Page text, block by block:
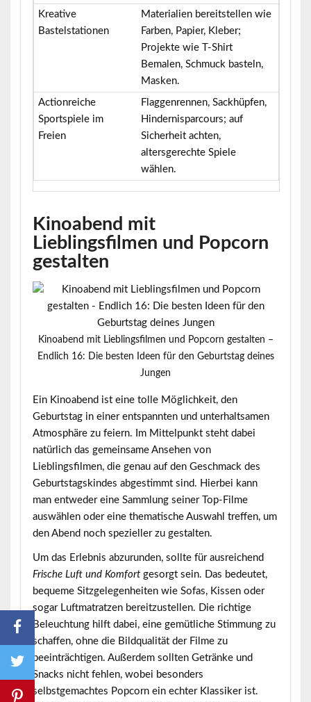
Kreative
Bastelstationen
Materialien bereitstellen wie
Farben, Papier, Kleber;
Projekte wie T-Shirt
Bemalen, Schmuck basteln,
Masken.
Actionreiche
Sportspiele im
Freien
Flaggenrennen, Sackhüpfen,
Hindernisparcours; auf
Sicherheit achten,
altersgerechte Spiele
wählen.
Kinoabend mit
Lieblingsfilmen und Popcorn
gestalten
Kinoabend mit Lieblingsfilmen und Popcorn gestalten –
Endlich 16: Die besten Ideen für den Geburtstag deines
Jungen
Ein Kinoabend ist eine tolle Möglichkeit, den
Geburtstag in einer entspannten und unterhaltsamen
Atmosphäre zu feiern. Im Mittelpunkt steht dabei
natürlich das gemeinsame Ansehen von
Lieblingsfilmen, die genau auf den Geschmack des
Geburtstagskindes abgestimmt sind. Hierbei kann
man entweder eine Sammlung seiner Top-Filme
auswählen oder eine thematische Auswahl treffen, um
den Abend noch spezieller zu gestalten.
Um das Erlebnis abzurunden, sollte für ausreichend
Frische Luft und Komfortgesorgt sein. Das bedeutet,
bequeme Sitzgelegenheiten wie Sofas, Kissen oder
sogar Luftmatratzen bereitzustellen. Die richtige
Beleuchtung hilft dabei, eine gemütliche Stimmung zu
schaffen, ohne die Bildqualität der Filme zu
beeinträchtigen. Außerdem sollten Getränke und
Snacks nicht fehlen, wobei besonders
selbstgemachtes Popcorn ein echter Klassiker ist.